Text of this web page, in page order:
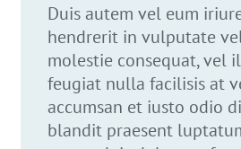
Duis autem vel eum
hendrerit in vulputate
molestie consequat, vel
feugiat nulla facilisis at
accumsan et iusto odio
blandit praesent